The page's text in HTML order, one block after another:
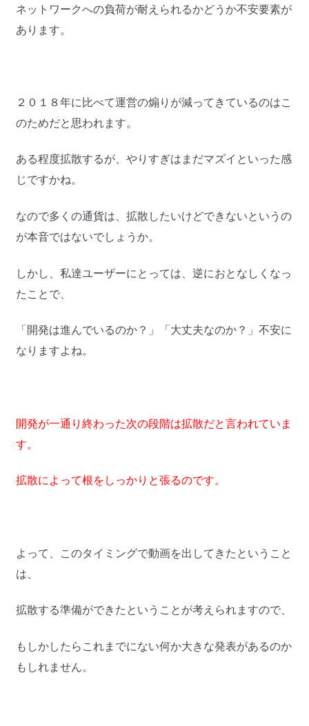
ネットワークへの負荷が耐えられるかどうか不安要素が
あります。
２０１８年に比べて運営の煽りが減ってきているのはこ
のためだと思われます。
ある程度拡散するが、やりすぎはまだマズイといった感
じですかね。
なので多くの通貨は、拡散したいけどできないというの
が本音ではないでしょうか。
しかし、私達ユーザーにとっては、逆におとなしくなっ
たことで、
「開発は進んでいるのか？」「大丈夫なのか？」不安に
なりますよね。
開発が一通り終わった次の段階は拡散だと言われていま
す。
拡散によって根をしっかりと張るのです。
よって、このタイミングで動画を出してきたということ
は、
拡散する準備ができたということが考えられますので、
もしかしたらこれまでにない何か大きな発表があるのか
もしれません。